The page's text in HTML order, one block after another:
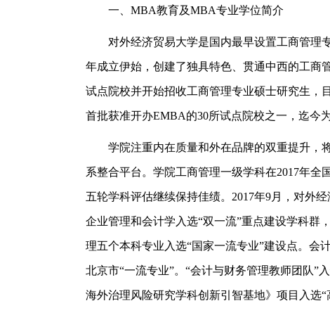
一、MBA教育及MBA专业学位简介
对外经济贸易大学是国内最早设置工商管理
年成立伊始，创建了独具特色、贯通中西的工商
试点院校并开始招收工商管理专业硕士研究生，
首批获准开办EMBA的30所试点院校之一，迄今
学院注重内在质量和外在品牌的双重提升，
系整合平台。学院工商管理一级学科在2017年全
五轮学科评估继续保持佳绩。2017年9月，对外
企业管理和会计学入选“双一流”重点建设学科群
理五个本科专业入选“国家一流专业”建设点。会
北京市“一流专业”。“会计与财务管理教师团队”
海外治理风险研究学科创新引智基地》项目入选“